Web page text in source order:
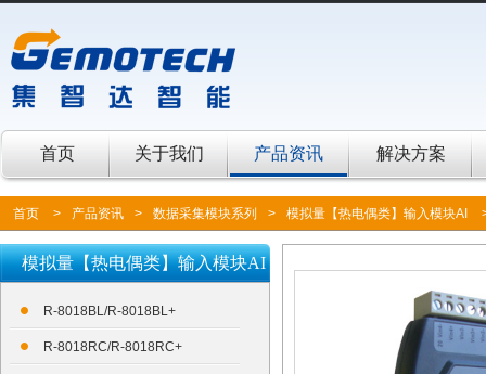
首页 关于我们 产品资讯 解决方案
首页 > 产品资讯 > 数据采集模块系列 > 模拟量【热电偶类】输入模块AI
模拟量【热电偶类】输入模块AI
R-8018BL/R-8018BL+
R-8018RC/R-8018RC+